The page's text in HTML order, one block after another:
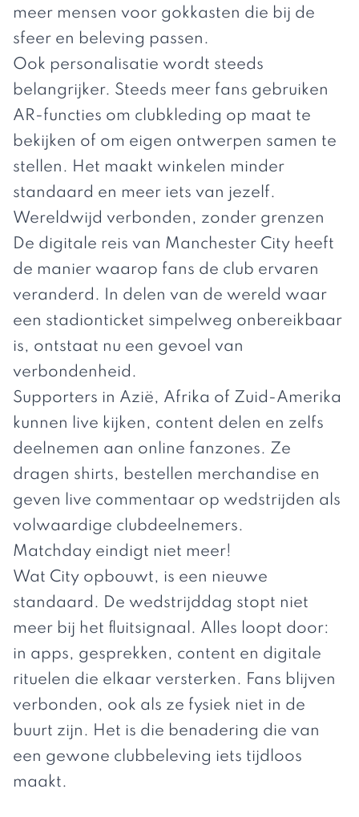
meer mensen voor gokkasten die bij de
sfeer en beleving passen.
Ook personalisatie wordt steeds
belangrijker. Steeds meer fans gebruiken
AR-functies om clubkleding op maat te
bekijken of om eigen ontwerpen samen te
stellen. Het maakt winkelen minder
standaard en meer iets van jezelf.
Wereldwijd verbonden, zonder grenzen
De digitale reis van Manchester City heeft
de manier waarop fans de club ervaren
veranderd. In delen van de wereld waar
een stadionticket simpelweg onbereikbaar
is, ontstaat nu een gevoel van
verbondenheid.
Supporters in Azië, Afrika of Zuid-Amerika
kunnen live kijken, content delen en zelfs
deelnemen aan online fanzones. Ze
dragen shirts, bestellen merchandise en
geven live commentaar op wedstrijden als
volwaardige clubdeelnemers.
Matchday eindigt niet meer!
Wat City opbouwt, is een nieuwe
standaard. De wedstrijddag stopt niet
meer bij het fluitsignaal. Alles loopt door:
in apps, gesprekken, content en digitale
rituelen die elkaar versterken. Fans blijven
verbonden, ook als ze fysiek niet in de
buurt zijn. Het is die benadering die van
een gewone clubbeleving iets tijdloos
maakt.